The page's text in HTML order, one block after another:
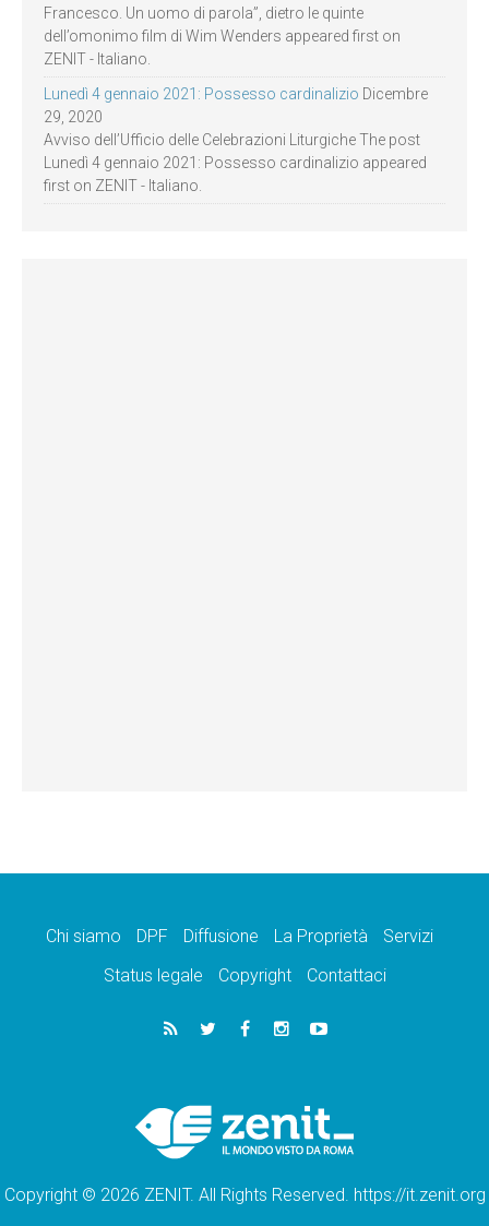
Francesco. Un uomo di parola”, dietro le quinte
dell’omonimo film di Wim Wenders appeared first on
ZENIT - Italiano.
Lunedì 4 gennaio 2021: Possesso cardinalizio Dicembre
29, 2020
Avviso dell’Ufficio delle Celebrazioni Liturgiche The post
Lunedì 4 gennaio 2021: Possesso cardinalizio appeared
first on ZENIT - Italiano.
Chi siamo DPF Diffusione La Proprietà
Servizi
Status legale
Copyright Contattaci
Copyright © 2026 ZENIT. All Rights Reserved. https://it.zenit.org